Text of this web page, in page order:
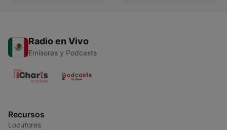
Radio en Vivo
Emisoras y Podcasts
Recursos
Locutores